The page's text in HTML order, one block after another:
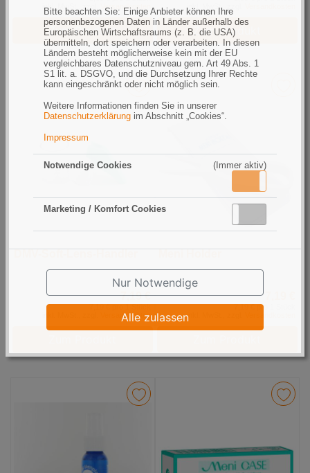
Bitte beachten Sie: Einige Anbieter können Ihre
personenbezogenen Daten in Länder außerhalb des
Europäischen Wirtschaftsraums (z. B. die USA)
übermitteln, dort speichern oder verarbeiten. In diesen
Ländern besteht möglicherweise kein mit der EU
vergleichbares Datenschutzniveau gem. Art 49 Abs. 1
S1 lit. a. DSGVO, und die Durchsetzung Ihrer Rechte
kann eingeschränkt oder nicht möglich sein.
Weitere Informationen finden Sie in unserer
Datenschutzerklärung im Abschnitt „Cookies“.
Impressum
Notwendige Cookies (Immer aktiv)
Marketing / Komfort Cookies
Nur Notwendige
Alle zulassen
inkl. MwSt., zzgl.
Versandkosten
Zum Produkt
inkl. MwSt., zzgl.
Zum Produkt
7,19 €
7,19 € pro 1 Stück
Versandkosten
7,19 € pro 1 Stück
inkl. MwSt., zzgl.